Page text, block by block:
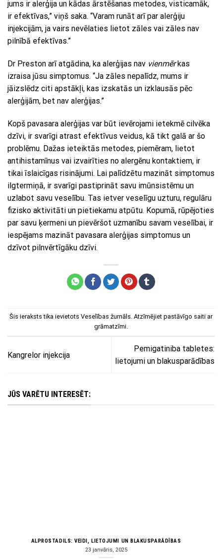
jums ir alerģija un kādas ārstēšanas metodes, visticamāk,
ir efektīvas,” viņš saka. “Varam runāt arī par alerģiju
injekcijām, ja vairs nevēlaties lietot zāles vai zāles nav
pilnībā efektīvas.”
Dr Preston arī atgādina, ka alerģijas nav vienmērkas
izraisa jūsu simptomus. “Ja zāles nepalīdz, mums ir
jāizslēdz citi apstākļi, kas izskatās un izklausās pēc
alerģijām, bet nav alerģijas.”
Kopš pavasara alerģijas var būt ievērojami ietekmē cilvēka
dzīvi, ir svarīgi atrast efektīvus veidus, kā tikt galā ar šo
problēmu. Dažas ieteiktās metodes, piemēram, lietot
antihistamīnus vai izvairīties no alergēnu kontaktiem, ir
tikai īslaicīgas risinājumi. Lai palīdzētu mazināt simptomus
ilgtermiņā, ir svarīgi pastiprināt savu imūnsistēmu un
uzlabot savu veselību. Tas ietver veselīgu uzturu, regulāru
fizisko aktivitāti un pietiekamu atpūtu. Kopumā, rūpējoties
par savu ķermeni un pievēršot uzmanību savam veselībai, ir
iespējams mazināt pavasara alerģijas simptomus un
dzīvot pilnvērtīgāku dzīvi.
Šis ieraksts tika ievietots Veselības žurnāls. Atzīmējiet pastāvīgo saiti ar
grāmatzīmi.
Kangrelor injekcija
Pemigatiniba tabletes:
lietojumi un blakusparādības
JŪS VARĒTU INTERESĒT:
ALPROSTADILS: VEIDI, LIETOJUMI UN BLAKUSPARĀDĪBAS
23 janvāris, 2025